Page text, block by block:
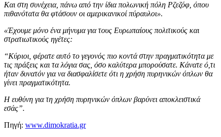
Και στη συνέχεια, πάνω από την ίδια πολωνική πόλη Ρζεζόφ, όπου
πιθανότατα θα φτάσουν οι αμερικανικοί πύραυλοι».
«Έχουμε μόνο ένα μήνυμα για τους Ευρωπαίους πολιτικούς και
στρατιωτικούς ηγέτες:
“Κύριοι, φέρατε αυτό το γεγονός πιο κοντά στην πραγματικότητα με
τις πράξεις και τα λόγια σας, όσο καλύτερα μπορούσατε. Κάνατε ό,τι
ήταν δυνατόν για να διασφαλίσετε ότι η χρήση πυρηνικών όπλων θα
γίνει πραγματικότητα.
Η ευθύνη για τη χρήση πυρηνικών όπλων βαρύνει αποκλειστικά
εσάς”.
Πηγή: www.dimokratia.gr